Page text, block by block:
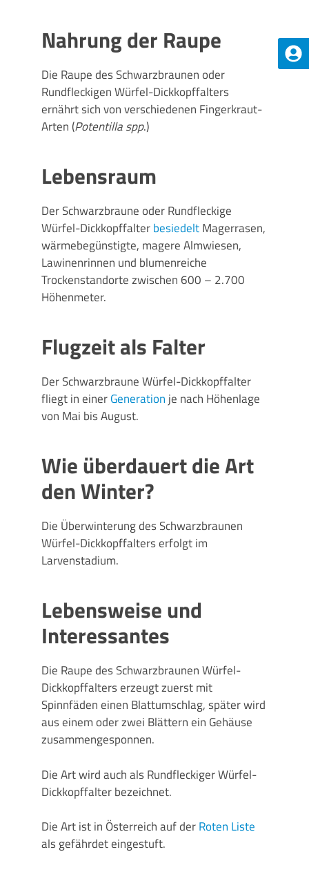
Nahrung der Raupe
Die Raupe des Schwarzbraunen oder
Rundfleckigen Würfel-Dickkopffalters
ernährt sich von verschiedenen Fingerkraut-
Arten (Potentilla spp.)
Lebensraum
Der Schwarzbraune oder Rundfleckige
Würfel-DickkopffalterbesiedeltMagerrasen,
wärmebegünstigte, magere Almwiesen,
Lawinenrinnen und blumenreiche
Trockenstandorte zwischen 600 – 2.700
Höhenmeter.
Flugzeit als Falter
Der Schwarzbraune Würfel-Dickkopffalter
fliegt in einerGeneration je nach Höhenlage
von Mai bis August.
Wie überdauert die Art
den Winter?
Die Überwinterung des Schwarzbraunen
Würfel-Dickkopffalters erfolgt im
Larvenstadium.
Lebensweise und
Interessantes
Die Raupe desSchwarzbraunen Würfel-
Dickkopffalters erzeugt zuerst mit
Spinnfäden einen Blattumschlag, später wird
aus einem oder zwei Blättern ein Gehäuse
zusammengesponnen.
Die Art wird auch als Rundfleckiger Würfel-
Dickkopffalter bezeichnet.
Die Art ist in Österreich auf derRoten Liste
als gefährdet eingestuft.